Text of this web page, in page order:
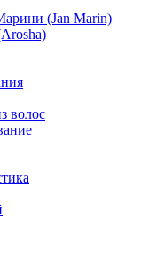
(Jan Marin)
волос